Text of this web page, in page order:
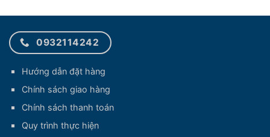
0932114242
Hướng dẫn đặt hàng
Chính sách giao hàng
Chính sách thanh toán
Quy trình thực hiện